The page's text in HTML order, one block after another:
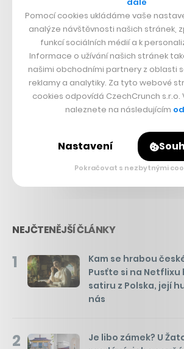
Související témata:
Pexeso Turek
Sdílet článek
Přejít do diskuze
NEJČTENĚJŠÍ ČLÁNKY
1
Kam se hrabou
Pusťte si na
satiru z Polska, její
nás
2
Je libo zámek? U
Pomocí cookies ukládáme vaše
analýze návštěvnosti našich stránek,
funkcí sociálních médií a k
Informace o užívání našich stránek
našimi obchodními partnery z oblasti
reklamy a analytiky. Za tyto webové
cookies odpovídá CzechCrunch
naleznete na následujícím
Nastavení
Pokračovat s nezbytnými